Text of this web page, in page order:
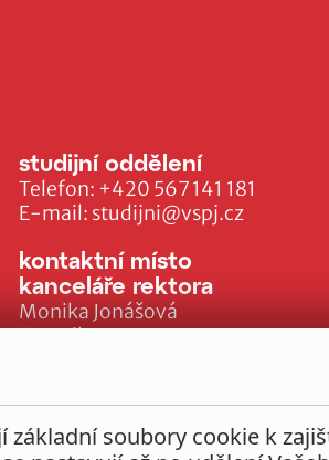
studijní oddělení
Telefon: +420 567 141 181
E-mail: studijni@vspj.cz
kontaktní místo
kanceláře rektora
Monika Jonášová
E-mail:
základní soubory cookie k